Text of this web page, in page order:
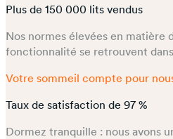
Plus de 150 000 lits vendus
Nos normes élevées en matière
fonctionnalité se retrouvent
Votre sommeil compte pour
Taux de satisfaction de 97 %
Dormez tranquille : nous avons